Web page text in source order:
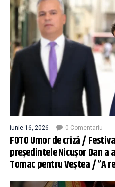
iunie 16, 2026 0 Comentariu
FOTO Umor de criză /
președintele Nicușor Dan
Tomac pentru Veștea / ”A